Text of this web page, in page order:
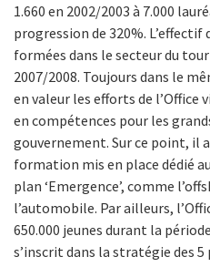
1.660 en 2002/2003 à 7.000
progression de 320%. L’effectif
formées dans le secteur du
2007/2008. Toujours dans le
en valeur les efforts de l’Office
en compétences pour les
gouvernement. Sur ce point, il
formation mis en place dédié
plan ‘Emergence’, comme
l’automobile. Par ailleurs,
650.000 jeunes durant la
s’inscrit dans la stratégie des 5